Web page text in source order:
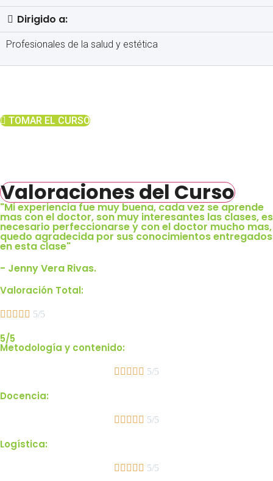
Dirigido a:
Profesionales de la salud y estética
TOMAR EL CURSO
Valoraciones del Curso
"Mi experiencia fue muy buena, cada vez se aprende
mas con el doctor, son muy interesantes las clases, es
necesario perfeccionarse y con el doctor mucho mas,
quedo agradecida por sus conocimientos entregados
en esta clase"
- Jenny Vera Rivas.
Valoración Total:
     5/5
5/5
Metodología y contenido:
     5/5
Docencia:
     5/5
Logística:
     5/5